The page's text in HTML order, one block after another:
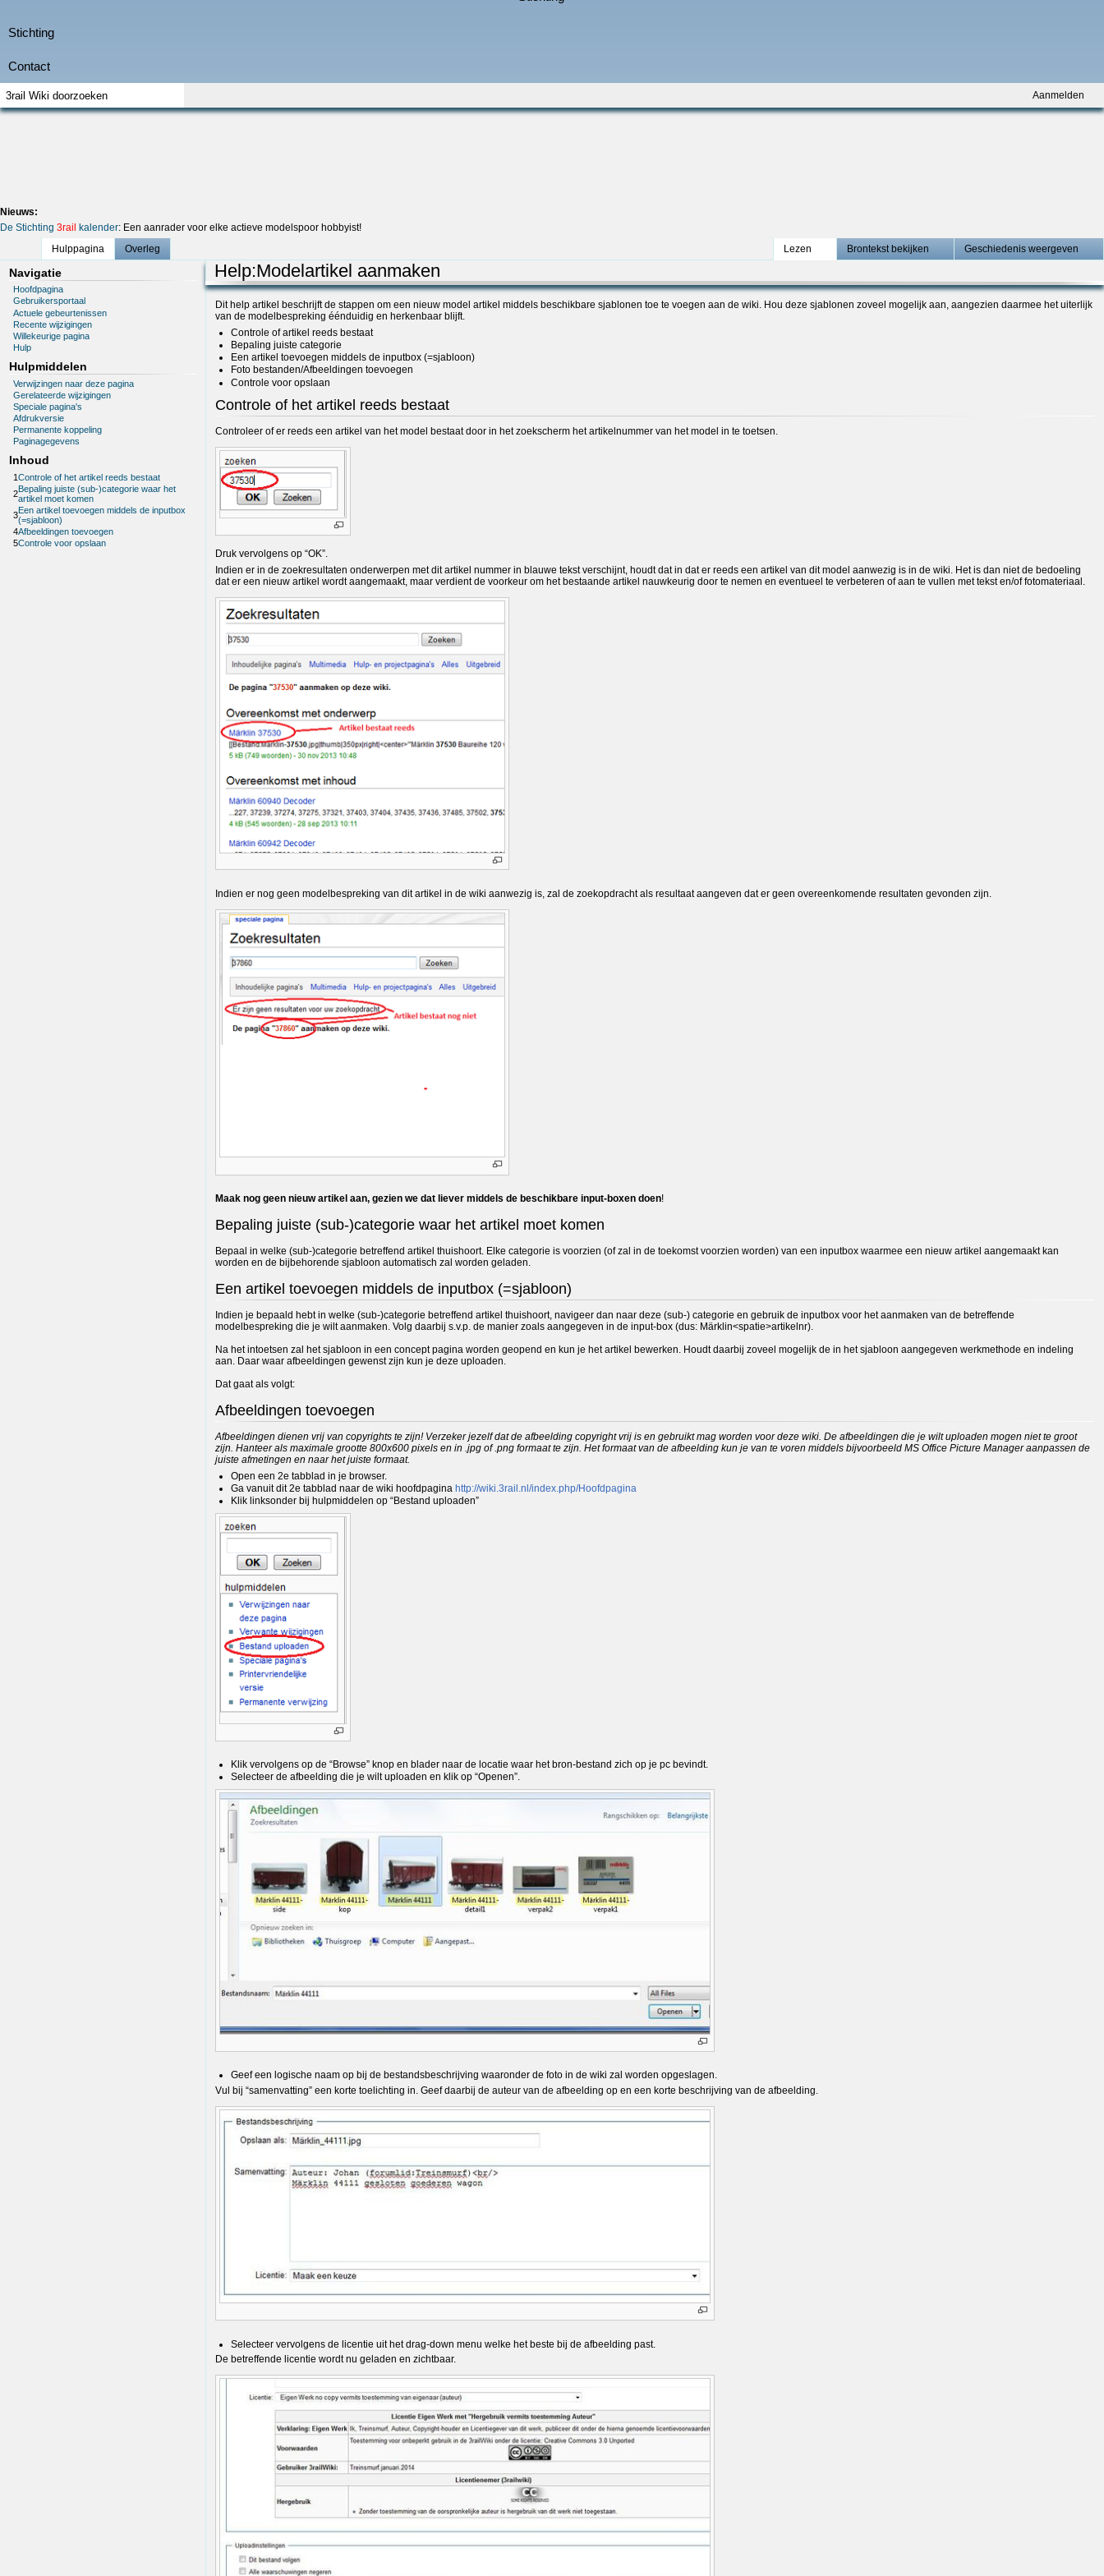
Aanmelden
Nieuws:
De Stichting 3rail kalender: Een aanrader voor elke actieve modelspoor hobbyist!
Hulppagina
Overleg Lezen Brontekst bekijken Geschiedenis weergeven
Navigatie
Hoofdpagina
Gebruikersportaal
Actuele gebeurtenissen
Recente wijzigingen
Willekeurige pagina
Hulp
Hulpmiddelen
Verwijzingen naar deze pagina
Gerelateerde wijzigingen
Speciale pagina's
Afdrukversie
Permanente koppeling
Paginagegevens
Inhoud
1Controle of het artikel reeds bestaat
2Bepaling juiste (sub-)categorie waar het
artikel moet komen
3Een artikel toevoegen middels de inputbox
(=sjabloon)
4Afbeeldingen toevoegen
5Controle voor opslaan
Help:Modelartikel aanmaken
Dit help artikel beschrijft de stappen om een nieuw model artikel middels beschikbare sjablonen toe te voegen aan de wiki. Hou deze sjablonen zoveel mogelijk aan, aangezien daarmee het uiterlijk
van de modelbespreking éénduidig en herkenbaar blijft.
Controle of artikel reeds bestaat
Bepaling juiste categorie
Een artikel toevoegen middels de inputbox (=sjabloon)
Foto bestanden/Afbeeldingen toevoegen
Controle voor opslaan
Controle of het artikel reeds bestaat
Controleer of er reeds een artikel van het model bestaat door in het zoekscherm het artikelnummer van het model in te toetsen.
Druk vervolgens op “OK”.
Indien er in de zoekresultaten onderwerpen met dit artikel nummer in blauwe tekst verschijnt, houdt dat in dat er reeds een artikel van dit model aanwezig is in de wiki. Het is dan niet de bedoeling
dat er een nieuw artikel wordt aangemaakt, maar verdient de voorkeur om het bestaande artikel nauwkeurig door te nemen en eventueel te verbeteren of aan te vullen met tekst en/of fotomateriaal.
Indien er nog geen modelbespreking van dit artikel in de wiki aanwezig is, zal de zoekopdracht als resultaat aangeven dat er geen overeenkomende resultaten gevonden zijn.
Maak nog geen nieuw artikel aan, gezien we dat liever middels de beschikbare input-boxen doen!
Bepaling juiste (sub-)categorie waar het artikel moet komen
Bepaal in welke (sub-)categorie betreffend artikel thuishoort. Elke categorie is voorzien (of zal in de toekomst voorzien worden) van een inputbox waarmee een nieuw artikel aangemaakt kan
worden en de bijbehorende sjabloon automatisch zal worden geladen.
Een artikel toevoegen middels de inputbox (=sjabloon)
Indien je bepaald hebt in welke (sub-)categorie betreffend artikel thuishoort, navigeer dan naar deze (sub-) categorie en gebruik de inputbox voor het aanmaken van de betreffende
modelbespreking die je wilt aanmaken. Volg daarbij s.v.p. de manier zoals aangegeven in de input-box (dus: Märklin<spatie>artikelnr).
Na het intoetsen zal het sjabloon in een concept pagina worden geopend en kun je het artikel bewerken. Houdt daarbij zoveel mogelijk de in het sjabloon aangegeven werkmethode en indeling
aan. Daar waar afbeeldingen gewenst zijn kun je deze uploaden.
Dat gaat als volgt:
Afbeeldingen toevoegen
Afbeeldingen dienen vrij van copyrights te zijn! Verzeker jezelf dat de afbeelding copyright vrij is en gebruikt mag worden voor deze wiki. De afbeeldingen die je wilt uploaden mogen niet te groot
zijn. Hanteer als maximale grootte 800x600 pixels en in .jpg of .png formaat te zijn. Het formaat van de afbeelding kun je van te voren middels bijvoorbeeld MS Office Picture Manager aanpassen de
juiste afmetingen en naar het juiste formaat.
Open een 2e tabblad in je browser.
Ga vanuit dit 2e tabblad naar de wiki hoofdpagina http://wiki.3rail.nl/index.php/Hoofdpagina
Klik linksonder bij hulpmiddelen op “Bestand uploaden”
Klik vervolgens op de “Browse” knop en blader naar de locatie waar het bron-bestand zich op je pc bevindt.
Selecteer de afbeelding die je wilt uploaden en klik op “Openen”.
Geef een logische naam op bij de bestandsbeschrijving waaronder de foto in de wiki zal worden opgeslagen.
Vul bij “samenvatting” een korte toelichting in. Geef daarbij de auteur van de afbeelding op en een korte beschrijving van de afbeelding.
Selecteer vervolgens de licentie uit het drag-down menu welke het beste bij de afbeelding past.
De betreffende licentie wordt nu geladen en zichtbaar.